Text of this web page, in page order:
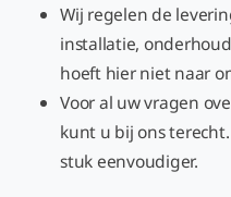
Wij regelen de
installatie,
hoeft hier niet naar
Voor al uw vragen
kunt u bij ons
stuk eenvoudiger.